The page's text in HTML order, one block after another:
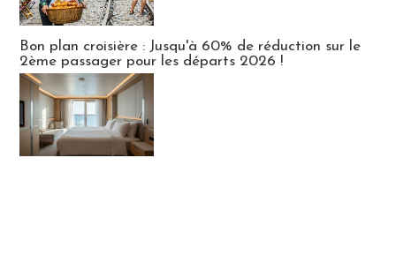
Bon plan croisière : Jusqu'à 60% de réduction sur le
2ème passager pour les départs 2026 !